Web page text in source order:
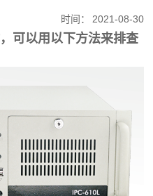
时间： 2021-08-30
可以用以下方法来排查